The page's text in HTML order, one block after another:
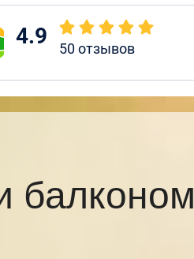
4.9 50отзывов
балконом